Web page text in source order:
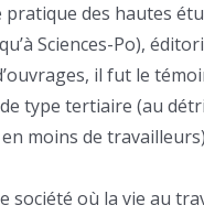
pratique des hautes
Sciences-Po),
il fut le
type tertiaire (au
moins de
société où la vie au